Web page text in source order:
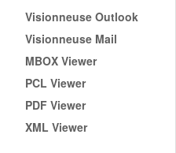
Visionneuse Outlook
Visionneuse Mail
MBOX Viewer
PCL Viewer
PDF Viewer
XML Viewer